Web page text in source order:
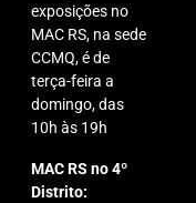
exposições no
MAC RS, na sede
CCMQ, é de
terça-feira a
domingo, das
10h às 19h
MAC RS no 4º
Distrito: